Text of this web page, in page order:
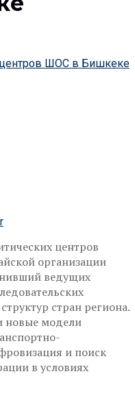
центров
организации
ведущих
стран региона.
новые модели
и поиск
в условиях